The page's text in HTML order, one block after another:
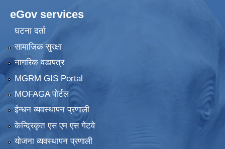
eGov services
घटना दर्ता
सामाजिक सुरक्षा
नागरिक वडापत्र
MGRM GIS Portal
MOFAGA पोर्टल
ईन्धन व्यवस्थापन प्रणाली
केन्द्रिकृत एस एम एस गेटवे
योजना व्यवस्थापन प्रणाली